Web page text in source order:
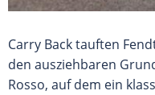
Carry Back tauften
den ausziehbaren
Rosso, auf dem ein